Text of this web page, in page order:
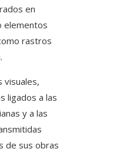
en
elementos
rastros
visuales,
ligados a las
y a las
de sus obras